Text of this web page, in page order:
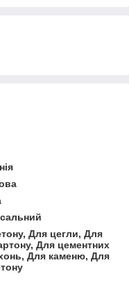
Для цегли, Для
Для цементних
Для каменю, Для